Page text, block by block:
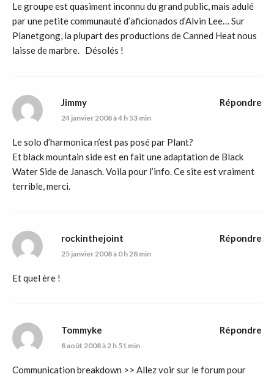
Le groupe est quasiment inconnu du grand public, mais adulé
par une petite communauté d’aficionados d’Alvin Lee… Sur
Planetgong, la plupart des productions de Canned Heat nous
laisse de marbre. Désolés !
Jimmy
24 janvier 2008 à 4 h 53 min
Le solo d’harmonica n’est pas posé par Plant?
Et black mountain side est en fait une adaptation de Black
Water Side de Janasch. Voila pour l’info. Ce site est vraiment
terrible, merci.
Répondre
rockinthejoint
25 janvier 2008 à 0 h 28 min
Et quel ère !
Répondre
Tommyke
8 août 2008 à 2 h 51 min
Communication breakdown >> Allez voir sur le forum pour
Répondre